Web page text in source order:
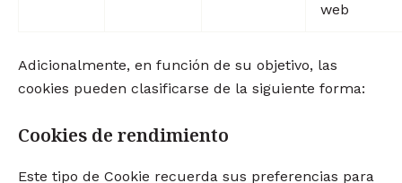
web
Adicionalmente, en función de su objetivo, las
cookies pueden clasificarse de la siguiente forma:
Cookies de rendimiento
Este tipo de Cookie recuerda sus preferencias para